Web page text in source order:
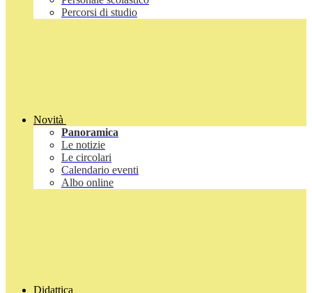
Percorsi di studio
Novità
Panoramica
Le notizie
Le circolari
Calendario eventi
Albo online
Didattica